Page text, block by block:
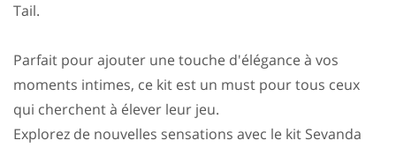
Tail.
Parfait pour ajouter une touche d'élégance à vos
moments intimes, ce kit est un must pour tous ceux
qui cherchent à élever leur jeu.
Explorez de nouvelles sensations avec le kit Sevanda